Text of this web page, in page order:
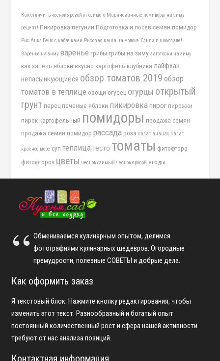
Как отличить чеснок яровой от озимого Маринованные помидоры на зиму
рецепт! Пикировка петунии Подготовка и посев семян помидор
Рис Анкл Бенс с кабачками Рисовая каша на молоке Слива в шоколаде!
Варенье на зиму варенье грибы грибы на зиму заготовки на зиму
как запечь яблоки вкусно картофель клубника лайфхак
непасынкующиеся обзор томатов 2019 обзор
томатов в теплице овощи огурец огурцы открытый
грунт перец печеные яблоки пикировка пирог пирожки
пирок картофельный помидоры продажа семян
продажа семян помидор рассада роза салат ананас салат
красное море суп теплица тесто томаты фитофтора
фитофтороз цветы чеснок озимый чеснок яровой ягоды
Обмениваемся кулинарным опытом, делимся
фотографиями кулинарных шедевров. Огородные
премудрости, полезные СОВЕТЫ и добрые дела.
Как оформить заказ
Я текстовый блок. Нажмите кнопку редактирования, чтобы
изменить этот текст. Разнообразный и богатый опыт
постоянный количественный рост и сфера нашей активности
требуют от нас анализа позиций.